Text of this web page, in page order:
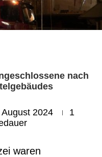
nach
August 2024
1
waren